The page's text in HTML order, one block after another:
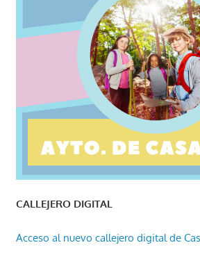
CALLEJERO DIGITAL
Acceso al nuevo callejero digital de